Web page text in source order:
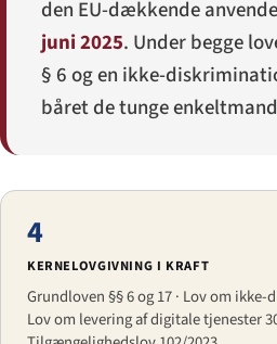
den EU-dækkende
juni 2025. Under begge
§ 6 og en ikke-
båret de tunge
4
KERNELOVGIVNING I KRAFT
Grundloven §§ 6 og 17 · Lov om
Lov om levering af digitale tjenester